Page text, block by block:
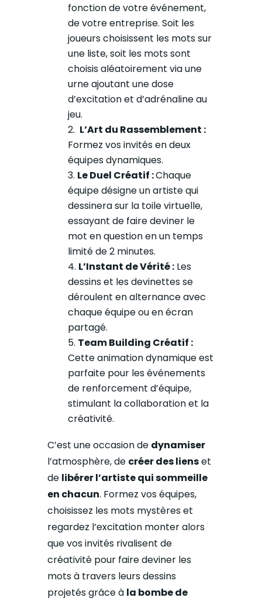
fonction de votre événement,
de votre entreprise. Soit les
joueurs choisissent les mots sur
une liste, soit les mots sont
choisis aléatoirement via une
urne ajoutant une dose
d’excitation et d’adrénaline au
jeu.
L’Art du Rassemblement :
Formez vos invités en deux
équipes dynamiques.
Le Duel Créatif :Chaque
équipe désigne un artiste qui
dessinera sur la toile virtuelle,
essayant de faire deviner le
mot en question en un temps
limité de 2 minutes.
L’Instant de Vérité :Les
dessins et les devinettes se
déroulent en alternance avec
chaque équipe ou en écran
partagé.
Team Building Créatif :
Cette animation dynamique est
parfaite pour les événements
de renforcement d’équipe,
stimulant la collaboration et la
créativité.
C’est une occasion de dynamiser
l’atmosphère, de créer des lienset
de libérer l’artiste qui sommeille
en chacun. Formez vos équipes,
choisissez les mots mystères et
regardez l’excitation monter alors
que vos invités rivalisent de
créativité pour faire deviner les
mots à travers leurs dessins
projetés grâce à la bombe de